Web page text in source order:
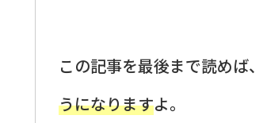
この記事を最後まで読めば
うになりますよ。